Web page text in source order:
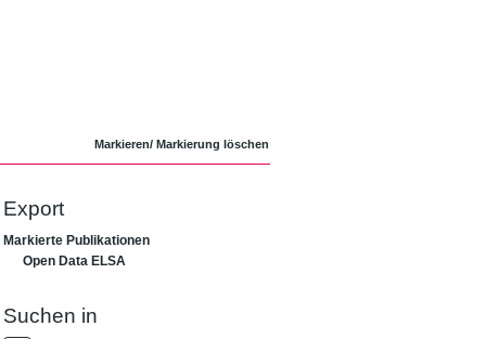
Markieren/ Markierung löschen
Export
0
Markierte Publikationen
Open Data ELSA
Suchen in